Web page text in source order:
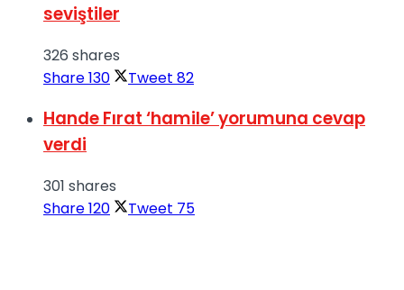
seviştiler
326 shares
Share130 Tweet 82
Hande Fırat ‘hamile’ yorumuna cevap
verdi
301 shares
Share120 Tweet 75